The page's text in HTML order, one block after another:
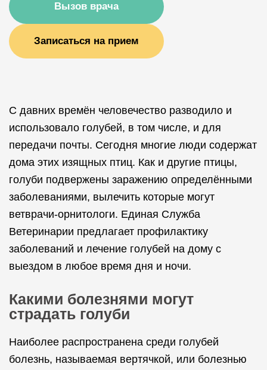
Вызов врача
Записаться на прием
С давних времён человечество разводило и
использовало голубей, в том числе, и для
передачи почты. Сегодня многие люди содержат
дома этих изящных птиц. Как и другие птицы,
голуби подвержены заражению определёнными
заболеваниями, вылечить которые могут
ветврачи-орнитологи. Единая Служба
Ветеринарии предлагает профилактику
заболеваний и лечение голубей на дому с
выездом в любое время дня и ночи.
Какими болезнями могут
страдать голуби
Наиболее распространена среди голубей
болезнь, называемая вертячкой, или болезнью